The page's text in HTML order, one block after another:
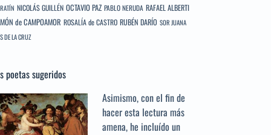
NICOLÁS GUILLÉN OCTAVIO PAZ PABLO NERUDA RAFAEL ALBERTI
de CAMPOAMOR ROSALÍA de CASTRO RUBÉN DARÍO SOR JUANA
DE LA CRUZ
poetas sugeridos
Asimismo, con el fin de
hacer esta lectura más
amena, he incluído un